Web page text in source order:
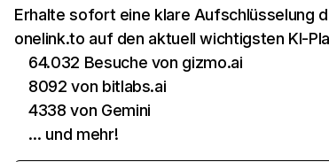
Erhalte sofort eine klare Aufschlüsselung
onelink.to auf den aktuell wichtigsten KI-
64.032 Besuche von gizmo.ai
8092 von bitlabs.ai
4338 von Gemini
… und mehr!